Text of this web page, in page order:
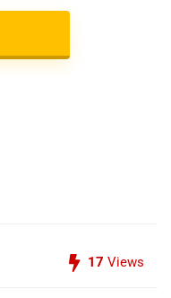
17 Views